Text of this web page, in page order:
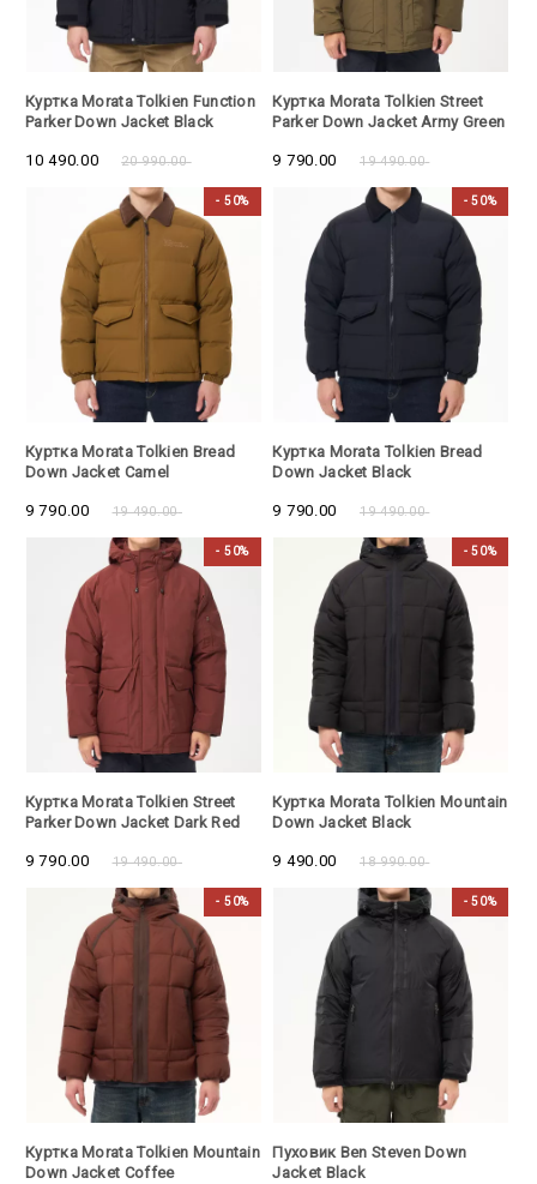
Куртка Morata Tolkien Function
Parker Down Jacket Black
20 990.00
10 490.00
Куртка Morata Tolkien Street
Parker Down Jacket Army Green
19 490.00
9 790.00
- 50%
Куртка Morata Tolkien Bread
Down Jacket Camel
19 490.00
9 790.00
- 50%
Куртка Morata Tolkien Bread
Down Jacket Black
19 490.00
9 790.00
- 50%
Куртка Morata Tolkien Street
Parker Down Jacket Dark Red
19 490.00
9 790.00
- 50%
Куртка Morata Tolkien Mountain
Down Jacket Black
18 990.00
9 490.00
- 50%
Куртка Morata Tolkien Mountain
Down Jacket Coffee
- 50%
Пуховик Ben Steven Down
Jacket Black